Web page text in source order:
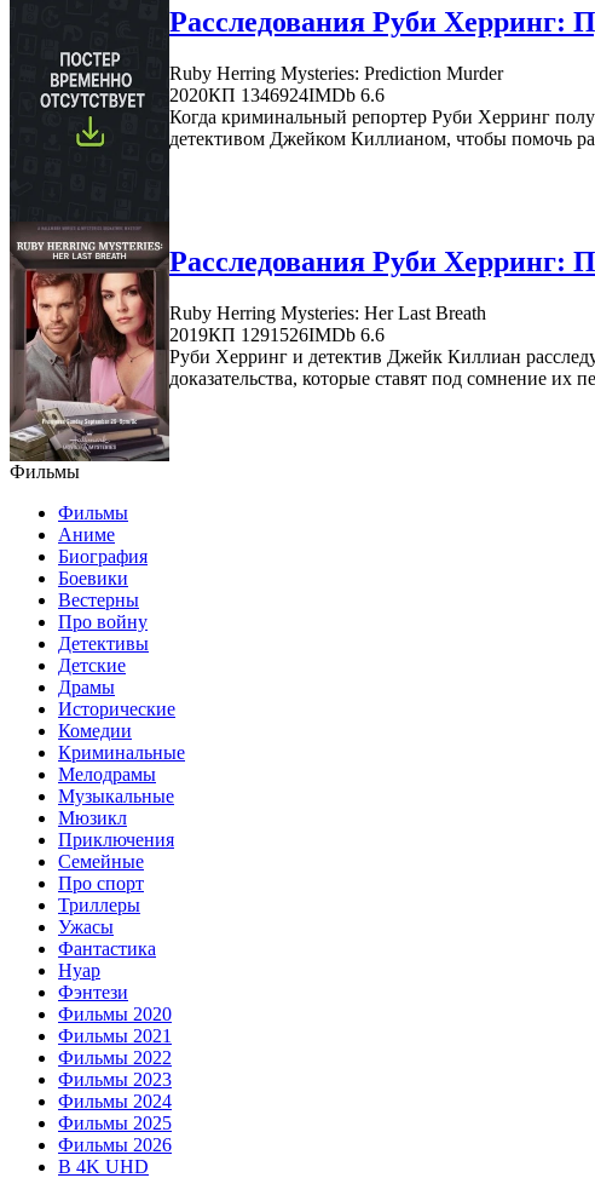
Расследования Руби Херринг:
Ruby Herring Mysteries: Prediction Murder
2020КП 1346924IMDb 6.6
Когда криминальный репортер Руби Херринг
детективом Джейком Киллианом, чтобы помочь
Расследования Руби Херринг:
Ruby Herring Mysteries: Her Last Breath
2019КП 1291526IMDb 6.6
Руби Херринг и детектив Джейк Киллиан
доказательства, которые ставят под сомнение их
Фильмы
Фильмы
Аниме
Биография
Боевики
Вестерны
Про войну
Детективы
Детские
Драмы
Исторические
Комедии
Криминальные
Мелодрамы
Музыкальные
Мюзикл
Приключения
Семейные
Про спорт
Триллеры
Ужасы
Фантастика
Нуар
Фэнтези
Фильмы 2020
Фильмы 2021
Фильмы 2022
Фильмы 2023
Фильмы 2024
Фильмы 2025
Фильмы 2026
В 4K UHD